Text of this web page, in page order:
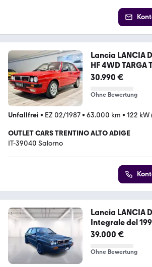
Lancia LANCIA
HF 4WD TARGA
30.990 €
Ohne Bewertung
Unfallfrei • EZ 02/1987• 63.000 km • 122 kW
OUTLET CARS TRENTINO ALTO ADIGE
IT-39040 Salorno
Lancia LANCIA
Integrale del
39.000 €
Ohne Bewertung